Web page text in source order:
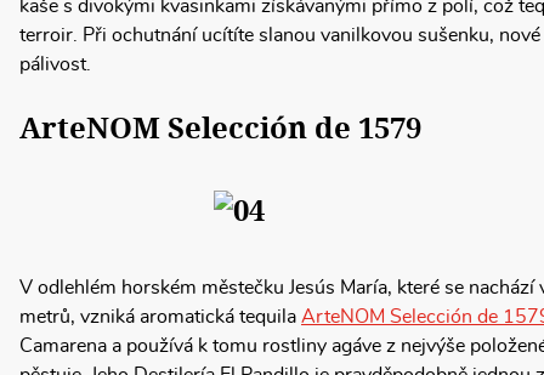
kaše s divokými kvasinkami získávanými přímo z polí, což
terroir. Při ochutnání ucítíte slanou vanilkovou sušenku,
pálivost.
ArteNOM Selección de 1579
V odlehlém horském městečku Jesús María, které se
metrů, vzniká aromatická tequila ArteNOM Selección de
Camarena a používá k tomu rostliny agáve z nejvýše